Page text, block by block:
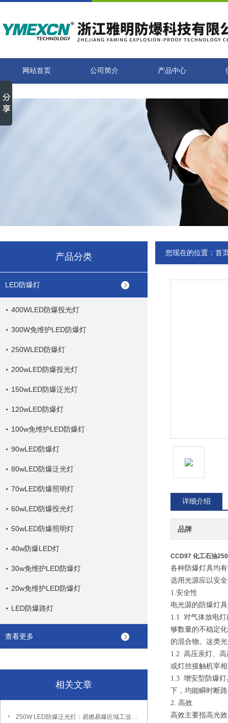
网站首页 公司简介 产品中心
产品分类
LED防爆灯
400WLED防爆投光灯
300W免维护LED防爆灯
250WLED防爆灯
200wLED防爆投光灯
150wLED防爆泛光灯
120wLED防爆灯
100w免维护LED防爆灯
90wLED防爆灯
80wLED防爆泛光灯
70wLED防爆照明灯
60wLED防爆投光灯
50wLED防爆照明灯
40w防爆LED灯
30w免维护LED防爆灯
20w免维护LED防爆灯
LED防爆路灯
查看更多
相关文章
250W LED防爆泛光灯：易燃易爆区域工业固定照明装置
您现在的位置： 首
详细介绍
品牌
CCD97 化工石油
各种防爆灯具均
选用光源应以安
1.安全性
电光源的防爆灯
1.1 对气体放电
够数量的不稳定
的混合物。这类
1.2 高压汞灯、
或灯丝接触机宰
1.3 增安型防爆
下，均能瞬时断
2. 高效
高效主要指高光